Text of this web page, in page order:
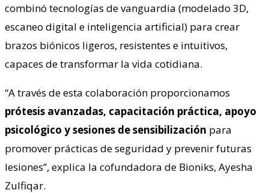
combinó tecnologías de vanguardia (modelado 3D,
escaneo digital e inteligencia artificial) para crear
brazos biónicos ligeros, resistentes e intuitivos,
capaces de transformar la vida cotidiana.
“A través de esta colaboración proporcionamos
prótesis avanzadas, capacitación práctica, apoyo
psicológico y sesiones de sensibilización para
promover prácticas de seguridad y prevenir futuras
lesiones”, explica la cofundadora de Bioniks, Ayesha
Zulfiqar.